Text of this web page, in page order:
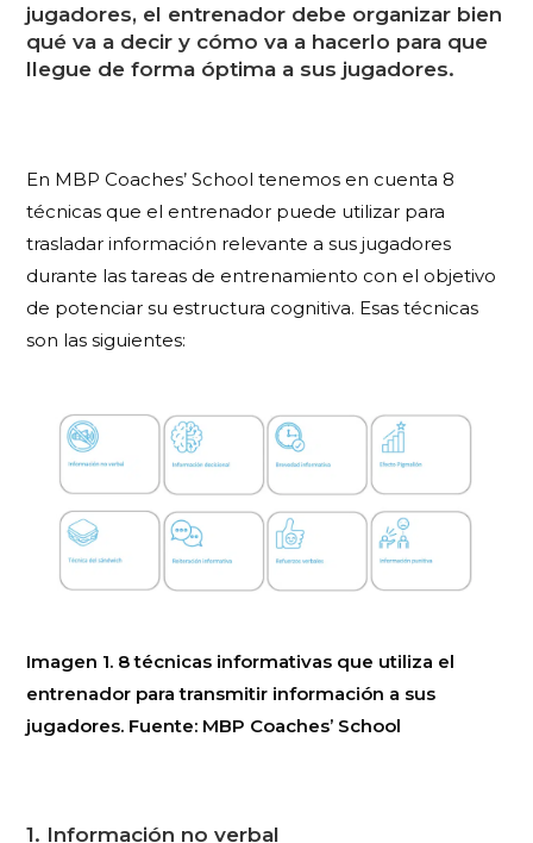
jugadores, el entrenador debe organizar bien
qué va a decir y cómo va a hacerlo para que
llegue de forma óptima a sus jugadores.
En MBP Coaches’ School tenemos en cuenta 8
técnicas que el entrenador puede utilizar para
trasladar información relevante a sus jugadores
durante las tareas de entrenamiento con el objetivo
de potenciar su estructura cognitiva. Esas técnicas
son las siguientes:
Imagen 1. 8 técnicas informativas que utiliza el
entrenador para transmitir información a sus
jugadores. Fuente: MBP Coaches’ School
1. Información no verbal